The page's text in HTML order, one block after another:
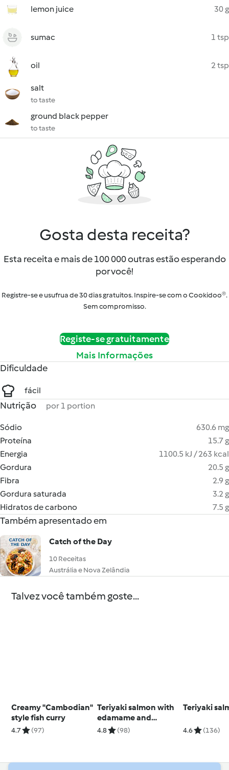
lemon juice 30 g
sumac 1 tsp
oil 2 tsp
salt
to taste
ground black pepper
to taste
Gosta desta receita?
Esta receita e mais de 100 000 outras estão esperando
por você!
Registre-se e usufrua de 30 dias gratuitos. Inspire-se com o Cookidoo®.
Sem compromisso.
Registe-se gratuitamente
Mais Informações
Dificuldade
fácil
Nutrição por 1 portion
Sódio
630.6 mg
Proteína
15.7 g
Energia
1100.5 kJ / 263 kcal
Gordura
20.5 g
Fibra
2.9 g
Gordura saturada
3.2 g
Hidratos de carbono
7.5 g
Também apresentado em
Catch of the Day
10 Receitas
Austrália e Nova Zelândia
Talvez você também goste...
Creamy "Cambodian"
style fish curry
4.7 (97)
Teriyaki salmon with
edamame and
cucumber (Diabetes)
4.8 (98)
Teriyaki
4.6 (136)